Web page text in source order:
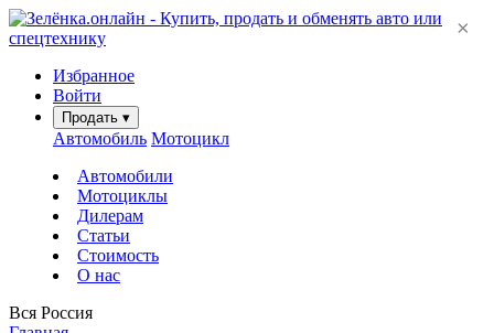
Избранное
Войти
Продать ▾
Автомобиль Мотоцикл
Автомобили
Мотоциклы
Дилерам
Статьи
Стоимость
О нас
Вся Россия
×